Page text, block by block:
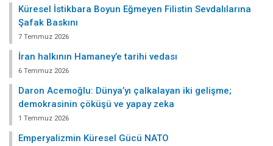
Küresel İstikbara Boyun Eğmeyen Filistin Sevdalılarına
Şafak Baskını
7 Temmuz 2026
İran halkının Hamaney’e tarihi vedası
6 Temmuz 2026
Daron Acemoğlu: Dünya’yı çalkalayan iki gelişme;
demokrasinin çöküşü ve yapay zeka
1 Temmuz 2026
Emperyalizmin Küresel Gücü NATO